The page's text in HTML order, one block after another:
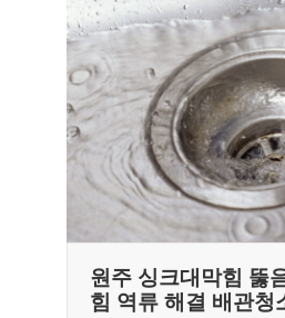
원주 싱크대막힘 뚫
힘 역류 해결 배관청